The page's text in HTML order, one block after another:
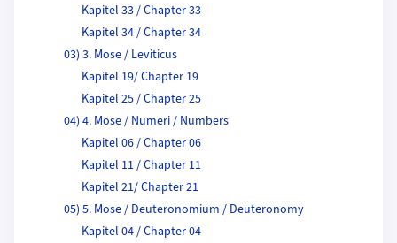
Kapitel 33 / Chapter 33
Kapitel 34 / Chapter 34
03) 3. Mose / Leviticus
Kapitel 19/ Chapter 19
Kapitel 25 / Chapter 25
04) 4. Mose / Numeri / Numbers
Kapitel 06 / Chapter 06
Kapitel 11 / Chapter 11
Kapitel 21/ Chapter 21
05) 5. Mose / Deuteronomium / Deuteronomy
Kapitel 04 / Chapter 04